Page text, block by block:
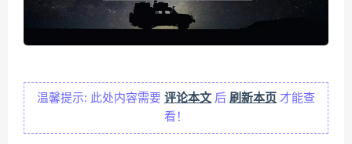
温馨提示: 此处内容需要 评论本文 后 刷新本页 才能查
看！